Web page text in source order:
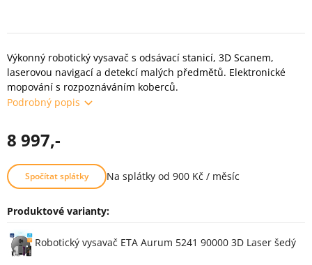
Výkonný robotický vysavač s odsávací stanicí, 3D Scanem,
laserovou navigací a detekcí malých předmětů. Elektronické
mopování s rozpoznáváním koberců.
Podrobný popis
8 997,-
Spočítat splátky Na splátky od 900 Kč / měsíc
Produktové varianty:
Varianty
Robotický vysavač ETA Aurum 5241 90000 3D Laser šedý